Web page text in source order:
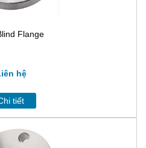
Flange
hệ
tiết